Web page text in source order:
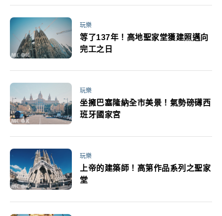
玩樂
等了137年！高地聖家堂獲建照邁向
完工之日
玩樂
坐擁巴塞隆納全市美景！氣勢磅礡西
班牙國家宮
玩樂
上帝的建築師！高第作品系列之聖家
堂